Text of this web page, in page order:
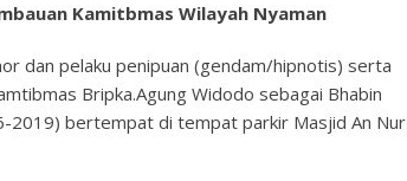
Kamitbmas Wilayah Nyaman
dan pelaku penipuan (gendam/hipnotis) serta
Bripka.Agung Widodo sebagai Bhabin
2019) bertempat di tempat parkir Masjid An Nur